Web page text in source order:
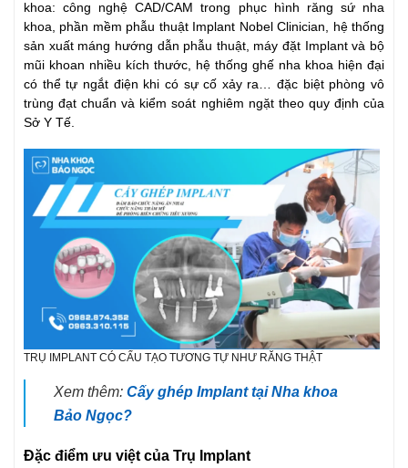
khoa: công nghệ CAD/CAM trong phục hình răng sứ nha
khoa, phần mềm phẫu thuật Implant Nobel Clinician, hệ thống
sản xuất máng hướng dẫn phẫu thuật, máy đặt Implant và bộ
mũi khoan nhiều kích thước, hệ thống ghế nha khoa hiện đại
có thể tự ngắt điện khi có sự cố xảy ra… đặc biệt phòng vô
trùng đạt chuẩn và kiểm soát nghiêm ngặt theo quy định của
Sở Y Tế.
TRỤ IMPLANT CÓ CẤU TẠO TƯƠNG TỰ NHƯ RĂNG THẬT
Xem thêm: Cấy ghép Implant tại Nha khoa
Bảo Ngọc?
Đặc điểm ưu việt của Trụ Implant